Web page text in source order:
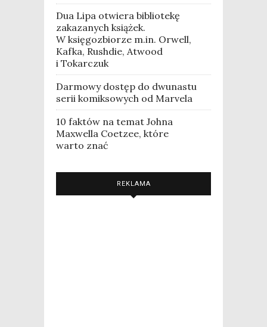
Dua Lipa otwiera bibliotekę
zakazanych książek.
W księgozbiorze m.in. Orwell,
Kafka, Rushdie, Atwood
i Tokarczuk
Darmowy dostęp do dwunastu
serii komiksowych od Marvela
10 faktów na temat Johna
Maxwella Coetzee, które
warto znać
REKLAMA